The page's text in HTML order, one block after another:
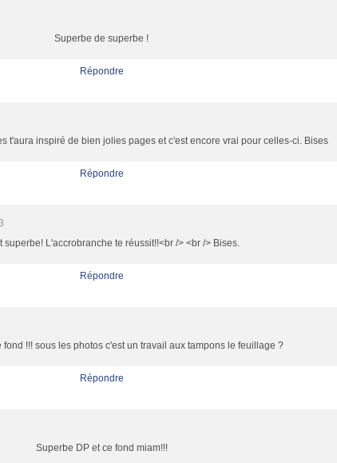
Superbe de superbe !
Répondre
t'aura inspiré de bien jolies pages et c'est encore vrai pour celles-ci. Bises
Répondre
superbe! L'accrobranche te réussit!!<br /> <br /> Bises.
Répondre
!!! sous les photos c'est un travail aux tampons le feuillage ?
Répondre
Superbe DP et ce fond miam!!!